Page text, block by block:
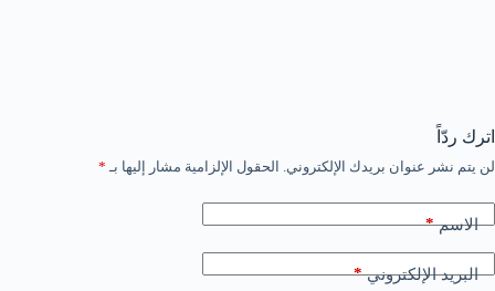
اترك ردّاً
لن يتم نشر عنوان بريدك الإلكتروني. الحقول الإلزامية مشار إليها بـ *
الاسم*
البريد الإلكتروني*